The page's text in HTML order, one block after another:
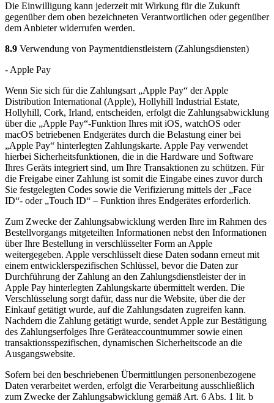
Die Einwilligung kann jederzeit mit Wirkung für die Zukunft
gegenüber dem oben bezeichneten Verantwortlichen oder gegenüber
dem Anbieter widerrufen werden.
8.9 Verwendung von Paymentdienstleistern (Zahlungsdiensten)
- Apple Pay
Wenn Sie sich für die Zahlungsart „Apple Pay“ der Apple
Distribution International (Apple), Hollyhill Industrial Estate,
Hollyhill, Cork, Irland, entscheiden, erfolgt die Zahlungsabwicklung
über die „Apple Pay“-Funktion Ihres mit iOS, watchOS oder
macOS betriebenen Endgerätes durch die Belastung einer bei
„Apple Pay“ hinterlegten Zahlungskarte. Apple Pay verwendet
hierbei Sicherheitsfunktionen, die in die Hardware und Software
Ihres Geräts integriert sind, um Ihre Transaktionen zu schützen. Für
die Freigabe einer Zahlung ist somit die Eingabe eines zuvor durch
Sie festgelegten Codes sowie die Verifizierung mittels der „Face
ID“- oder „Touch ID“ – Funktion ihres Endgerätes erforderlich.
Zum Zwecke der Zahlungsabwicklung werden Ihre im Rahmen des
Bestellvorgangs mitgeteilten Informationen nebst den Informationen
über Ihre Bestellung in verschlüsselter Form an Apple
weitergegeben. Apple verschlüsselt diese Daten sodann erneut mit
einem entwicklerspezifischen Schlüssel, bevor die Daten zur
Durchführung der Zahlung an den Zahlungsdienstleister der in
Apple Pay hinterlegten Zahlungskarte übermittelt werden. Die
Verschlüsselung sorgt dafür, dass nur die Website, über die der
Einkauf getätigt wurde, auf die Zahlungsdaten zugreifen kann.
Nachdem die Zahlung getätigt wurde, sendet Apple zur Bestätigung
des Zahlungserfolges Ihre Geräteaccountnummer sowie einen
transaktionsspezifischen, dynamischen Sicherheitscode an die
Ausgangswebsite.
Sofern bei den beschriebenen Übermittlungen personenbezogene
Daten verarbeitet werden, erfolgt die Verarbeitung ausschließlich
zum Zwecke der Zahlungsabwicklung gemäß Art. 6 Abs. 1 lit. b